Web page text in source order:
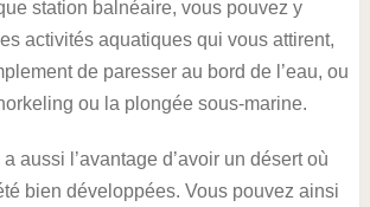
station balnéaire, vous pouvez y
activités aquatiques qui vous attirent,
de paresser au bord de l’eau, ou
ou la plongée sous-marine.
aussi l’avantage d’avoir un désert où
bien développées. Vous pouvez ainsi